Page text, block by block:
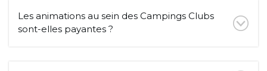
Les animations au sein des Campings Clubs
sont-elles payantes ?